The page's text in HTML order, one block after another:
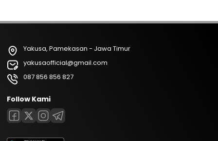
Yakusa, Pamekasan - Jawa Timur
yakusaofficial@gmail.com
087 856 856 827
Follow Kami